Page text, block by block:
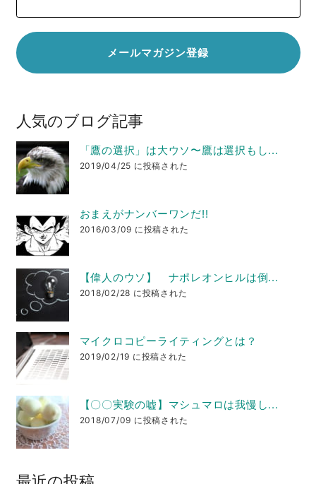
人気のブログ記事
「鷹の選択」は大ウソ〜鷹は選択もし...
2019/04/25 に投稿された
おまえがナンバーワンだ!!
2016/03/09 に投稿された
【偉人のウソ】 ナポレオンヒルは倒...
2018/02/28 に投稿された
マイクロコピーライティングとは？
2019/02/19 に投稿された
【〇〇実験の嘘】マシュマロは我慢し...
2018/07/09 に投稿された